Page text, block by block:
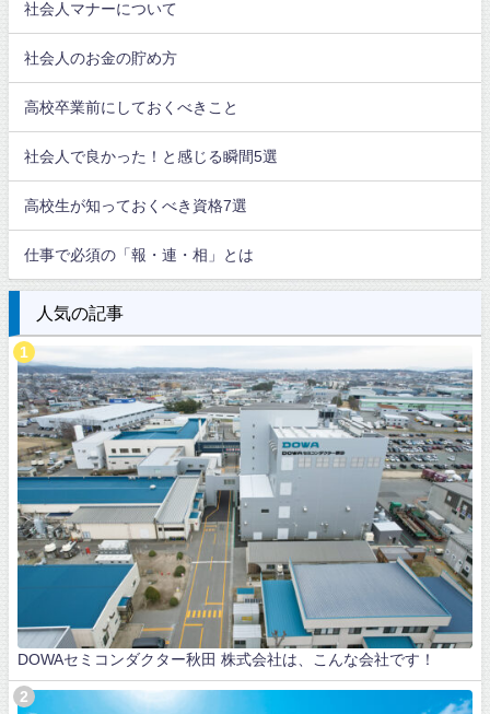
社会人マナーについて
社会人のお金の貯め方
高校卒業前にしておくべきこと
社会人で良かった！と感じる瞬間5選
高校生が知っておくべき資格7選
仕事で必須の「報・連・相」とは
人気の記事
DOWAセミコンダクター秋田 株式会社は、こんな会社です！